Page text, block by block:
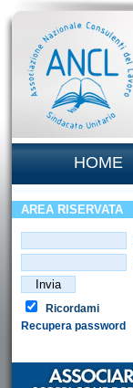
HOME
AREA RISERVATA
Ricordami
Recupera password